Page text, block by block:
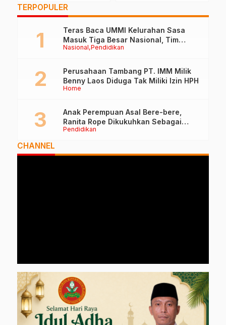
TERPOPULER
Nasional Pendidikan
Teras Baca UMMI Kelurahan Sasa
Masuk Tiga Besar Nasional, Tim
Penilai Lakukan Visitasi di Ternate
Home
Perusahaan Tambang PT. IMM Milik
Benny Laos Diduga Tak Miliki Izin HPH
Pendidikan
Anak Perempuan Asal Bere-bere,
Ranita Rope Dikukuhkan Sebagai
Guru Besar dan Rektor Ummu
CHANNEL